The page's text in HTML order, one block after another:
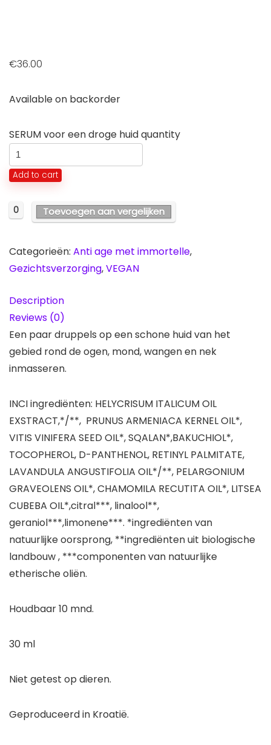
€36.00
Available on backorder
SERUM voor een droge huid quantity
Add to cart
0 Toevoegen aan vergelijken
Categorieën: Anti age met immortelle,
Gezichtsverzorging,VEGAN
Description
Reviews (0)
Een paar druppels op een schone huid van het
gebied rond de ogen, mond, wangen en nek
inmasseren.
INCI ingrediënten: HELYCRISUM ITALICUM OIL
EXSTRACT,*/**, PRUNUS ARMENIACA KERNEL OIL*,
VITIS VINIFERA SEED OIL*, SQALAN*,BAKUCHIOL*,
TOCOPHEROL, D-PANTHENOL, RETINYL PALMITATE,
LAVANDULA ANGUSTIFOLIA OIL*/**, PELARGONIUM
GRAVEOLENS OIL*, CHAMOMILA RECUTITA OIL*, LITSEA
CUBEBA OIL*,citral***, linalool**,
geraniol***,limonene***. *ingrediënten van
natuurlijke oorsprong, **ingrediënten uit biologische
landbouw , ***componenten van natuurlijke
etherische oliën.
Houdbaar 10 mnd.
30 ml
Niet getest op dieren.
Geproduceerd in Kroatië.